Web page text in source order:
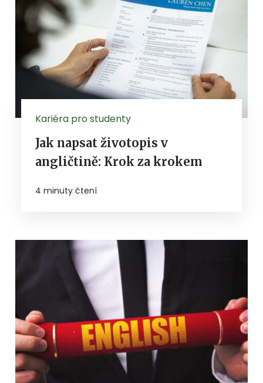
Kariéra pro studenty
Jak napsat životopis v
angličtině: Krok za krokem
4 minuty čtení